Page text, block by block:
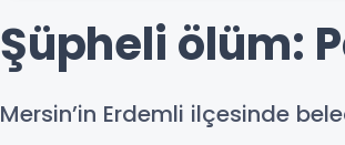
Şüpheli ölüm:
Mersin’in Erdemli ilçesinde